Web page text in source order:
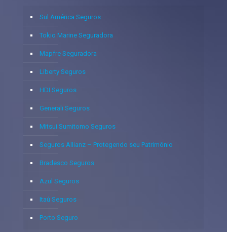
Sul América Seguros
Tokio Marine Seguradora
Mapfre Seguradora
Liberty Seguros
HDI Seguros
Generali Seguros
Mitsui Sumitomo Seguros
Seguros Allianz – Protegendo seu Patrimônio
Bradesco Seguros
Azul Seguros
Itaú Seguros
Porto Seguro